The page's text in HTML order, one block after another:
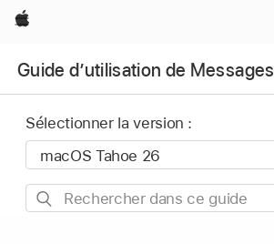
Apple
Guide d’utilisation de Messages
Sélectionner la version :
Rechercher